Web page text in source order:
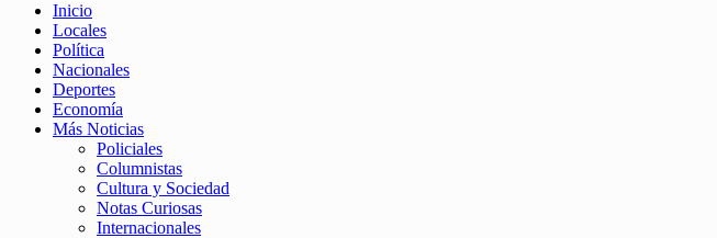
Inicio
Locales
Política
Nacionales
Deportes
Economía
Más Noticias
Policiales
Columnistas
Cultura y Sociedad
Notas Curiosas
Internacionales